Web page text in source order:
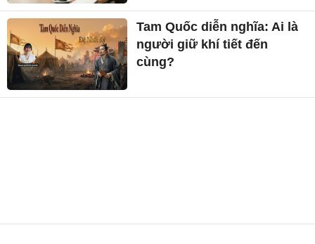
Tam Quốc diễn nghĩa: Ai là
người giữ khí tiết đến
cùng?